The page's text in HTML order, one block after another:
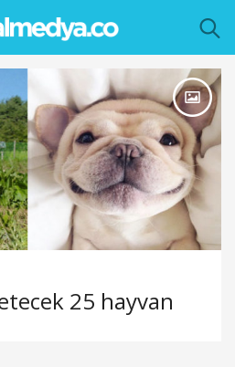
25 hayvan